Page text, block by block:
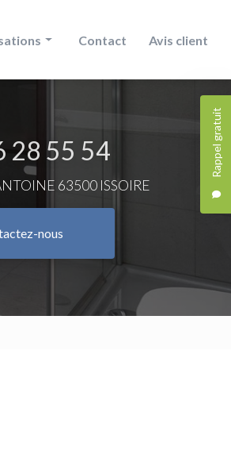
Rappel gratuit
bain
Contact Avis client
28 55 54
63500 ISSOIRE
nous